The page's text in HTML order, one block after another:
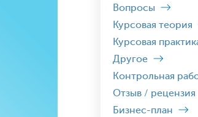
Вопросы
Курсовая теория
Курсовая
Другое
Контрольная
Отзыв / рецензия
Бизнес-план